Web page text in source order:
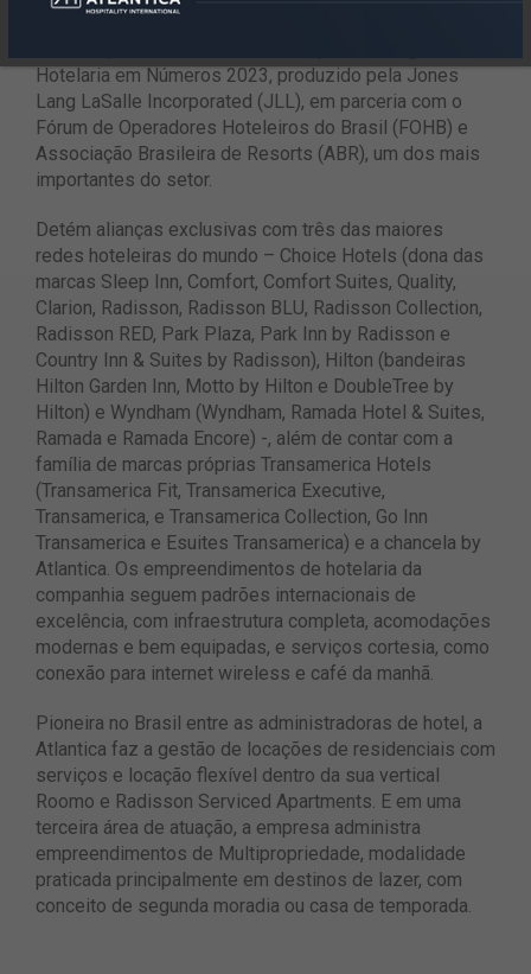
Hotelaria em Números 2023, produzido pela Jones
Lang LaSalle Incorporated (JLL), em parceria com o
Fórum de Operadores Hoteleiros do Brasil (FOHB) e
Associação Brasileira de Resorts (ABR), um dos mais
importantes do setor.
Detém alianças exclusivas com três das maiores
redes hoteleiras do mundo – Choice Hotels (dona das
marcas Sleep Inn, Comfort, Comfort Suites, Quality,
Clarion, Radisson, Radisson BLU, Radisson Collection,
Radisson RED, Park Plaza, Park Inn by Radisson e
Country Inn & Suites by Radisson), Hilton (bandeiras
Hilton Garden Inn, Motto by Hilton e DoubleTree by
Hilton) e Wyndham (Wyndham, Ramada Hotel & Suites,
Ramada e Ramada Encore) -, além de contar com a
família de marcas próprias Transamerica Hotels
(Transamerica Fit, Transamerica Executive,
Transamerica, e Transamerica Collection, Go Inn
Transamerica e Esuites Transamerica) e a chancela by
Atlantica. Os empreendimentos de hotelaria da
companhia seguem padrões internacionais de
excelência, com infraestrutura completa, acomodações
modernas e bem equipadas, e serviços cortesia, como
conexão para internet wireless e café da manhã.
Pioneira no Brasil entre as administradoras de hotel, a
Atlantica faz a gestão de locações de residenciais com
serviços e locação flexível dentro da sua vertical
Roomo e Radisson Serviced Apartments. E em uma
terceira área de atuação, a empresa administra
empreendimentos de Multipropriedade, modalidade
praticada principalmente em destinos de lazer, com
conceito de segunda moradia ou casa de temporada.